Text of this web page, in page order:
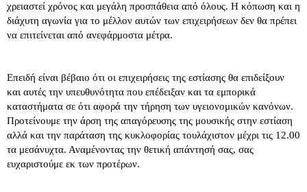
χρειαστεί χρόνος και μεγάλη προσπάθεια από όλους. Η κόπωση και η
διάχυτη αγωνία για το μέλλον αυτών των επιχειρήσεων δεν θα πρέπει
να επιτείνεται από ανεφάρμοστα μέτρα.
Επειδή είναι βέβαιο ότι οι επιχειρήσεις της εστίασης θα επιδείξουν
και αυτές την υπευθυνότητα που επέδειξαν και τα εμπορικά
καταστήματα σε ότι αφορά την τήρηση των υγειονομικών κανόνων.
Προτείνουμε την άρση της απαγόρευσης της μουσικής στην εστίαση
αλλά και την παράταση της κυκλοφορίας τουλάχιστον μέχρι τις 12.00
τα μεσάνυχτα. Αναμένοντας την θετική απάντησή σας, σας
ευχαριστούμε εκ των προτέρων.